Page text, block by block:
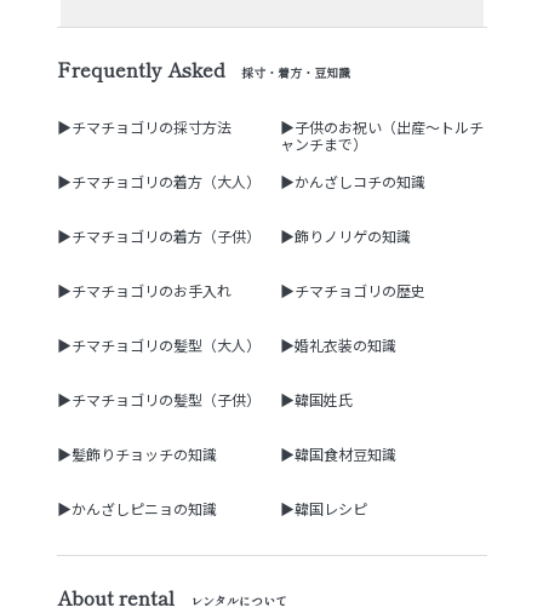
Frequently Asked 採寸・着方・豆知識
▶チマチョゴリの採寸方法
▶子供のお祝い（出産～トルチ
ャンチまで）
▶チマチョゴリの着方（大人）
▶かんざしコチの知識
▶チマチョゴリの着方（子供） ▶飾りノリゲの知識
▶チマチョゴリのお手入れ ▶チマチョゴリの歴史
▶チマチョゴリの髪型（大人） ▶婚礼衣装の知識
▶チマチョゴリの髪型（子供） ▶韓国姓氏
▶髪飾りチョッチの知識 ▶韓国食材豆知識
▶かんざしピニョの知識 ▶韓国レシピ
About rental レンタルについて